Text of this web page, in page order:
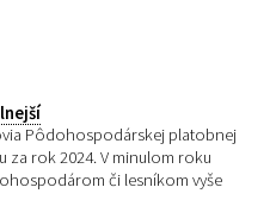
Pôdohospodárskej platobnej
za rok 2024. V minulom roku
či lesníkom vyše